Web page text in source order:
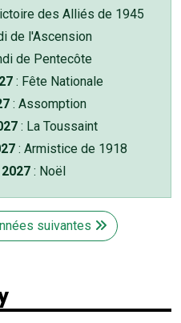
des Alliés de 1945
de l'Ascension
de Pentecôte
: Fête Nationale
: Assomption
: La Toussaint
: Armistice de 1918
: Noël
suivantes